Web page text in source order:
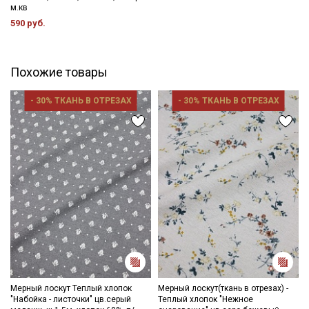
м.кв
590 руб.
Похожие товары
- 30% ТКАНЬ В ОТРЕЗАХ
Мерный лоскут Теплый хлопок
"Набойка - листочки" цв.серый
- 30% ТКАНЬ В ОТРЕЗАХ
Мерный лоскут(ткань в отрезах) -
Теплый хлопок "Нежное
Секретная рассылка от Купава
Мы публикуем здесь дополнительные
промокоды и скидки до 30% на узкие
категории тканей
Электронная почта